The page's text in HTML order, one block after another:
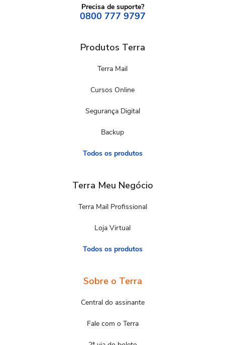
Precisa de suporte?
0800 777 9797
Produtos Terra
Terra Mail
Cursos Online
Segurança Digital
Backup
Todos os produtos
Terra Meu Negócio
Terra Mail Profissional
Loja Virtual
Todos os produtos
Sobre o Terra
Central do assinante
Fale com o Terra